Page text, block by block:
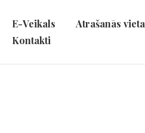
E-Veikals
Atrašanās vieta
Kontakti